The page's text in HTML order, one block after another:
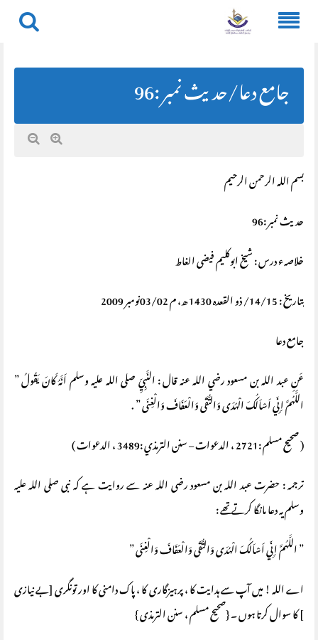
contentجامع دعا/حديث نمبر :96
بسم اللہ الرحمن الرحیم
حديث نمبر :96
خلاصہء درس : شیخ ابوکلیم فیضی الغاط
بتاریخ : 14/15/ ذو القعدہ 1430 ھ، م 03/02نومبر 2009
جامع دعا
عَنِ عبد الله بن مسعود رضي الله عنه قال : النَّبِيِّ صلى الله عليه وسلم اَنَّهُ كَانَ يَقُولُ ‏”‏
اللَّهُمَّ اِنِّي اَسْاَلُكَ الْهُدَى وَالتُّقَى وَالْعَفَافَ وَالْغِنَى ‏”‏ ‏.‏
( صحيح مسلم :2721 ، الدعوات – سنن الترمذي :3489 ، الدعوات )
ترجمہ : حضرت عبد اللہ بن مسعود رضی اللہ عنہ سے روایت ہے کہ نبی صلی اللہ علیہ
وسلم یہ دعا مانگا کرتے تھے :
” اللَّهُمَّ اِنِّي اَسْاَلُكَ الْهُدَى وَالتُّقَى وَالْعَفَافَ وَالْغِنَى ”
اے اللہ ! میں آپ سے ہدایت کا ، پرہیزگاری کا ، پاک دامنی کا اور تونگری [بے نیازی
] کا سوال کرتا ہوں ۔ {صحیح مسلم ، سنن الترمذی }